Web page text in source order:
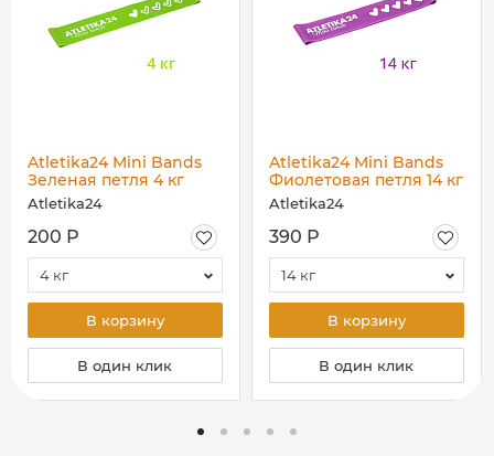
Atletika24 Mini Bands
Зеленая петля 4 кг
Atletika24
200 Р
4 кг
В корзину
В один клик
Atletika24 Mini Bands
Фиолетовая петля 14 кг
Atletika24
390 Р
14 кг
В корзину
В один клик